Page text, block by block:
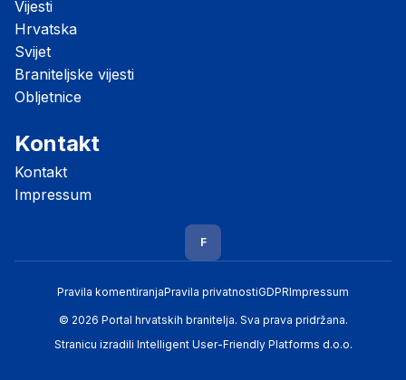
Vijesti
Hrvatska
Svijet
Braniteljske vijesti
Obljetnice
Kontakt
Kontakt
Impressum
F
Pravila komentiranjaPravila privatnostiGDPRImpressum
© 2026 Portal hrvatskih branitelja. Sva prava pridržana.
Stranicu izradili Intelligent User-Friendly Platforms d.o.o.